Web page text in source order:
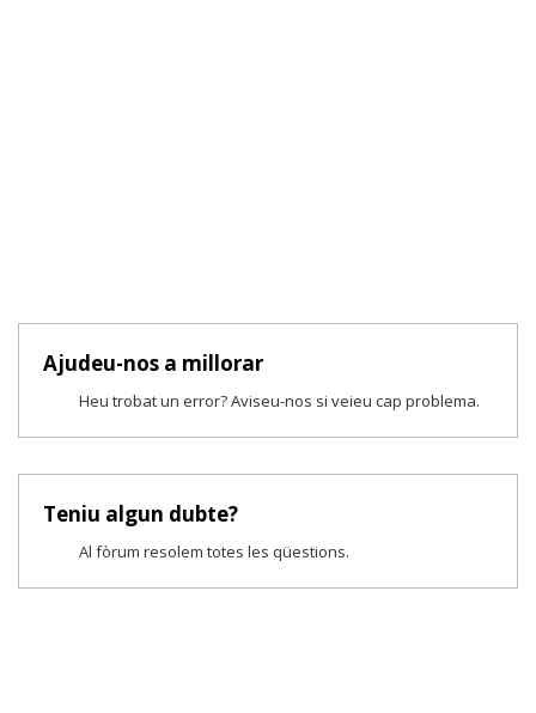
Ajudeu-nos a millorar
Heu trobat un error? Aviseu-nos si veieu cap problema.
Teniu algun dubte?
Al fòrum resolem totes les qüestions.